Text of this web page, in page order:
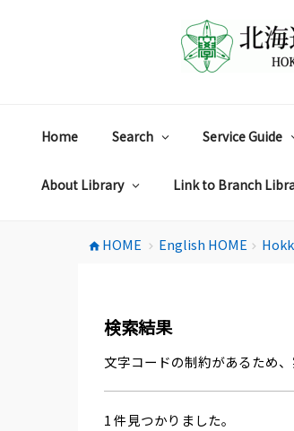
Home Search Service Guide
About Library Link to Branch
home HOME chevron_right English HOME chevron_right
検索結果
文字コードの制約があるため
1 件見つかりました。